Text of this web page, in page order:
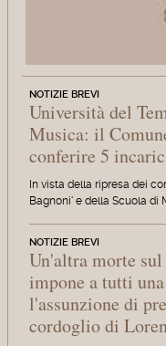
NOTIZIE BREVI
Università del
Musica: il
conferire 5
In vista della ripresa dei
Bagnoni' e della Scuola di
NOTIZIE BREVI
Un'altra morte
impone a tutti
l'assunzione di
cordoglio di